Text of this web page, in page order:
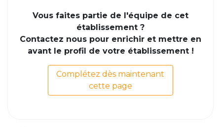
Vous faites partie de l'équipe de cet
établissement ?
Contactez nous pour enrichir et mettre en
avant le profil de votre établissement !
Complétez dès maintenant
cette page